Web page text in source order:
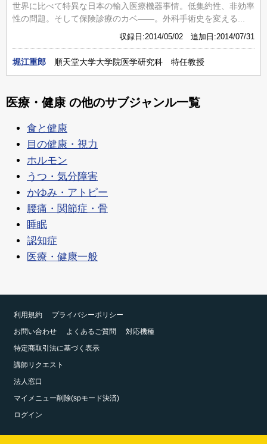
世界に比べて特異な日本の輸入医療機器事情。低集約性、非効率
性の問題。そして保険診療のカベ――。外科手術史を変える...
収録日:2014/05/02 追加日:2014/07/31
堀江重郎 順天堂大学大学院医学研究科 特任教授
医療・健康 の他のサブジャンル一覧
食と健康
目の健康・視力
ホルモン
うつ・気分障害
かゆみ・アトピー
腰痛・関節症・骨
睡眠
認知症
医療・健康一般
利用規約
プライバシーポリシー
お問い合わせ
よくあるご質問
対応機種
特定商取引法に基づく表示
講師リクエスト
法人窓口
マイメニュー削除(spモード決済)
ログイン